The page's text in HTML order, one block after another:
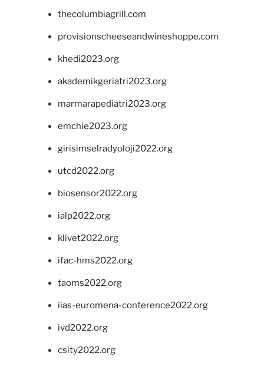
thecolumbiagrill.com
provisionscheeseandwineshoppe.com
khedi2023.org
akademikgeriatri2023.org
marmarapediatri2023.org
emchie2023.org
girisimselradyoloji2022.org
utcd2022.org
biosensor2022.org
ialp2022.org
klivet2022.org
ifac-hms2022.org
taoms2022.org
iias-euromena-conference2022.org
ivd2022.org
csity2022.org